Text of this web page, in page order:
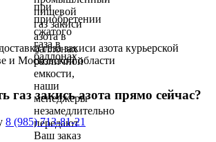
газа закиси азота курьерской
и Московской области
газ закись азота прямо сейчас?
8 (985) 713-81-21